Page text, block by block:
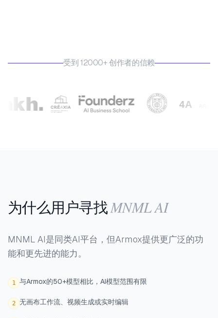
受到 12000+ 创作者的信赖
为什么用户寻找MNML AI
MNML AI是同类AI平台，但Armox提供更广泛的功
能和更先进的能力。
1 与Armox的50+模型相比，AI模型范围有限
2 无画布工作流、视频生成或实时编辑